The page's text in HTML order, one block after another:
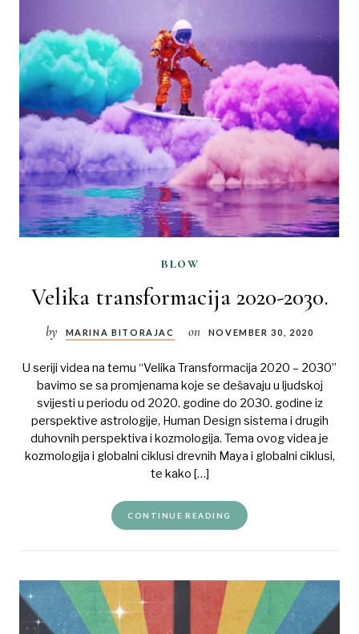
blow
Velika transformacija 2020-2030.
by MARINA BITORAJAC on NOVEMBER 30, 2020
U seriji videa na temu “Velika Transformacija 2020 – 2030”
bavimo se sa promjenama koje se dešavaju u ljudskoj
svijesti u periodu od 2020. godine do 2030. godine iz
perspektive astrologije, Human Design sistema i drugih
duhovnih perspektiva i kozmologija. Tema ovog videa je
kozmologija i globalni ciklusi drevnih Maya i globalni ciklusi,
te kako […]
CONTINUE READING